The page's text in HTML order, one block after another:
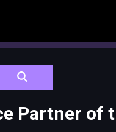
Partner of